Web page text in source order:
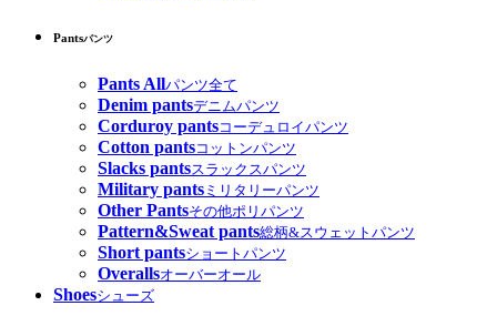
Pantsパンツ
Pants Allパンツ全て
Denim pantsデニムパンツ
Corduroy pantsコーデュロイパンツ
Cotton pantsコットンパンツ
Slacks pantsスラックスパンツ
Military pants ミリタリーパンツ
Other Pantsその他ポリパンツ
Pattern&Sweat pants総柄&スウェットパンツ
Short pantsショートパンツ
Overallsオーバーオール
Shoesシューズ